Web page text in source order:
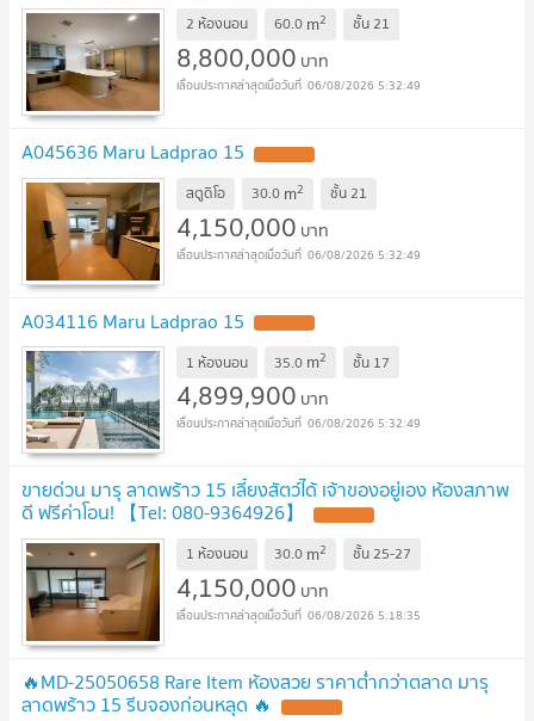
2 ห้องนอน 60.0 m2 ชั้น21
8,800,000 บาท
06/08/2026 5:32:49
A045636 Maru Ladprao 15
สตูดิโอ 30.0 m2 ชั้น21
4,150,000 บาท
06/08/2026 5:32:49
A034116 Maru Ladprao 15
1 ห้องนอน 35.0 m2 ชั้น 17
4,899,900 บาท
06/08/2026 5:32:49
ขายด่วน มารุ ลาดพร้าว 15 เลี้ยงสัตว์ได้ เจ้าของอยู่เอง ห้องสภาพ
ดี ฟรีค่าโอน! 【Tel: 080-9364926】
1 ห้องนอน 30.0 m2 ชั้น25-27
4,150,000 บาท
06/08/2026 5:18:35
🔥MD-25050658 Rare Item ห้องสวย ราคาต่ำกว่าตลาด มารุ
ลาดพร้าว 15 รีบจองก่อนหลุด 🔥